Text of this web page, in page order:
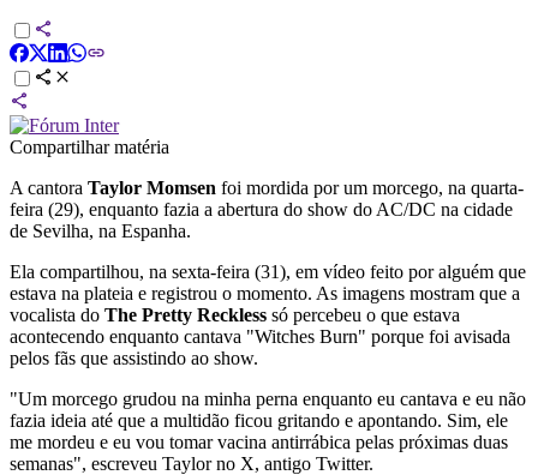
Compartilhar matéria
A cantora Taylor Momsen foi mordida por um morcego, na quarta-
feira (29), enquanto fazia a abertura do show do AC/DC na cidade
de Sevilha, na Espanha.
Ela compartilhou, na sexta-feira (31), em vídeo feito por alguém que
estava na plateia e registrou o momento. As imagens mostram que a
vocalista do The Pretty Reckless só percebeu o que estava
acontecendo enquanto cantava "Witches Burn" porque foi avisada
pelos fãs que assistindo ao show.
"Um morcego grudou na minha perna enquanto eu cantava e eu não
fazia ideia até que a multidão ficou gritando e apontando. Sim, ele
me mordeu e eu vou tomar vacina antirrábica pelas próximas duas
semanas", escreveu Taylor no X, antigo Twitter.